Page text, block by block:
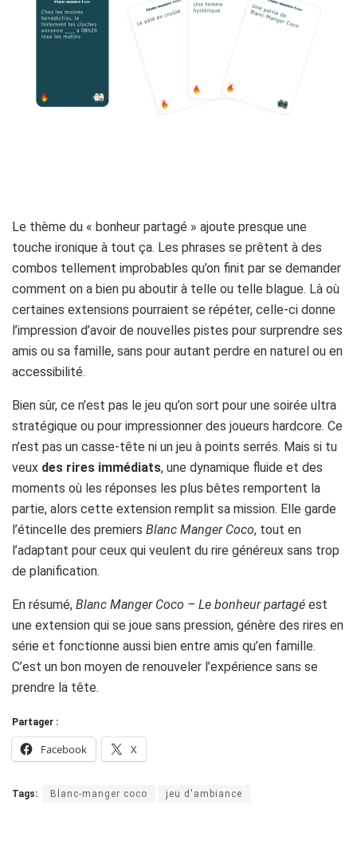
Le thème du « bonheur partagé » ajoute presque une
touche ironique à tout ça. Les phrases se prêtent à des
combos tellement improbables qu’on finit par se demander
comment on a bien pu aboutir à telle ou telle blague. Là où
certaines extensions pourraient se répéter, celle-ci donne
l’impression d’avoir de nouvelles pistes pour surprendre ses
amis ou sa famille, sans pour autant perdre en naturel ou en
accessibilité.
Bien sûr, ce n’est pas le jeu qu’on sort pour une soirée ultra
stratégique ou pour impressionner des joueurs hardcore. Ce
n’est pas un casse-tête ni un jeu à points serrés. Mais si tu
veux des rires immédiats, une dynamique fluide et des
moments où les réponses les plus bêtes remportent la
partie, alors cette extension remplit sa mission. Elle garde
l’étincelle des premiers Blanc Manger Coco, tout en
l’adaptant pour ceux qui veulent du rire généreux sans trop
de planification.
En résumé, Blanc Manger Coco – Le bonheur partagé est
une extension qui se joue sans pression, génère des rires en
série et fonctionne aussi bien entre amis qu’en famille.
C’est un bon moyen de renouveler l’expérience sans se
prendre la tête.
Partager :
Facebook X
Tags: Blanc-manger coco jeu d'ambiance